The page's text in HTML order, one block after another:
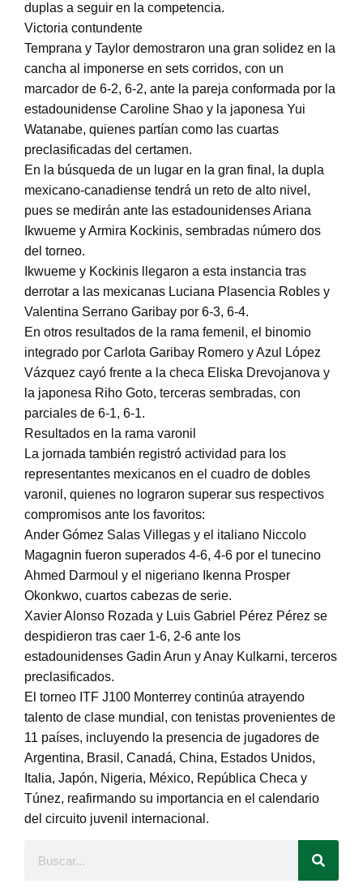
duplas a seguir en la competencia.
Victoria contundente
Temprana y Taylor demostraron una gran solidez en la
cancha al imponerse en sets corridos, con un
marcador de 6-2, 6-2, ante la pareja conformada por la
estadounidense Caroline Shao y la japonesa Yui
Watanabe, quienes partían como las cuartas
preclasificadas del certamen.
En la búsqueda de un lugar en la gran final, la dupla
mexicano-canadiense tendrá un reto de alto nivel,
pues se medirán ante las estadounidenses Ariana
Ikwueme y Armira Kockinis, sembradas número dos
del torneo.
Ikwueme y Kockinis llegaron a esta instancia tras
derrotar a las mexicanas Luciana Plasencia Robles y
Valentina Serrano Garibay por 6-3, 6-4.
En otros resultados de la rama femenil, el binomio
integrado por Carlota Garibay Romero y Azul López
Vázquez cayó frente a la checa Eliska Drevojanova y
la japonesa Riho Goto, terceras sembradas, con
parciales de 6-1, 6-1.
Resultados en la rama varonil
La jornada también registró actividad para los
representantes mexicanos en el cuadro de dobles
varonil, quienes no lograron superar sus respectivos
compromisos ante los favoritos:
Ander Gómez Salas Villegas y el italiano Niccolo
Magagnin fueron superados 4-6, 4-6 por el tunecino
Ahmed Darmoul y el nigeriano Ikenna Prosper
Okonkwo, cuartos cabezas de serie.
Xavier Alonso Rozada y Luis Gabriel Pérez Pérez se
despidieron tras caer 1-6, 2-6 ante los
estadounidenses Gadin Arun y Anay Kulkarni, terceros
preclasificados.
El torneo ITF J100 Monterrey continúa atrayendo
talento de clase mundial, con tenistas provenientes de
11 países, incluyendo la presencia de jugadores de
Argentina, Brasil, Canadá, China, Estados Unidos,
Italia, Japón, Nigeria, México, República Checa y
Túnez, reafirmando su importancia en el calendario
del circuito juvenil internacional.